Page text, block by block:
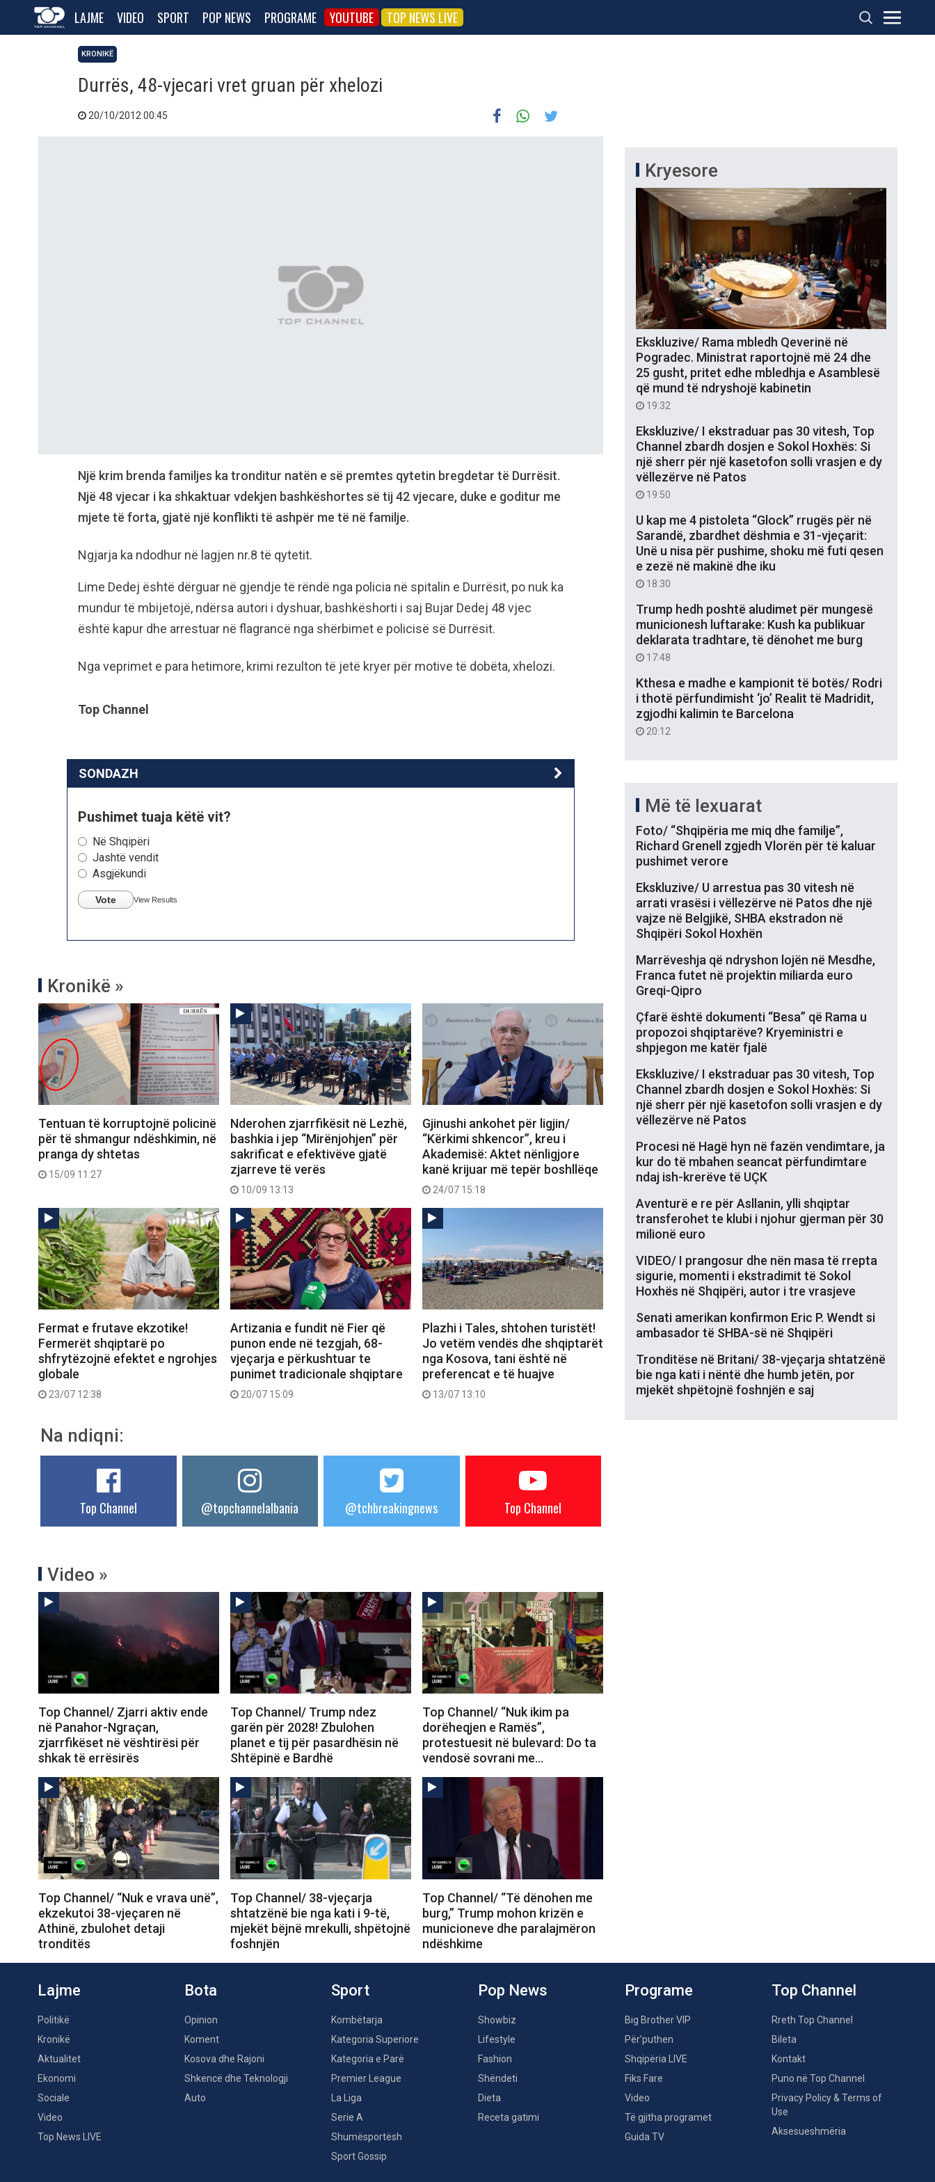
LAJME VIDEO SPORT POP NEWS PROGRAME YOUTUBE TOP NEWS LIVE
KRONIKË
Durrës, 48-vjecari vret gruan për xhelozi
20/10/2012 00:45
Një krim brenda familjes ka tronditur natën e së premtes qytetin bregdetar të Durrësit.
Një 48 vjecar i ka shkaktuar vdekjen bashkëshortes së tij 42 vjecare, duke e goditur me
mjete të forta, gjatë një konflikti të ashpër me të në familje.
Ngjarja ka ndodhur në lagjen nr.8 të qytetit.
Lime Dedej është dërguar në gjendje të rëndë nga policia në spitalin e Durrësit, po nuk ka
mundur të mbijetojë, ndërsa autori i dyshuar, bashkëshorti i saj Bujar Dedej 48 vjec
është kapur dhe arrestuar në flagrancë nga shërbimet e policisë së Durrësit.
Nga veprimet e para hetimore, krimi rezulton të jetë kryer për motive të dobëta, xhelozi.
Top Channel
SONDAZH
Pushimet tuaja këtë vit?
Në Shqipëri
Jashtë vendit
Asgjëkundi
Vote View Results
Kronikë »
Tentuan të korruptojnë policinë
për të shmangur ndëshkimin, në
pranga dy shtetas
15/09 11:27
Nderohen zjarrfikësit në Lezhë,
bashkia i jep “Mirënjohjen” për
sakrificat e efektivëve gjatë
zjarreve të verës
10/09 13:13
Gjinushi ankohet për ligjin/
“Kërkimi shkencor”, kreu i
Akademisë: Aktet nënligjore
kanë krijuar më tepër boshllëqe
24/07 15:18
Fermat e frutave ekzotike!
Fermerët shqiptarë po
shfrytëzojnë efektet e ngrohjes
globale
23/07 12:38
Artizania e fundit në Fier që
punon ende në tezgjah, 68-
vjeçarja e përkushtuar te
punimet tradicionale shqiptare
20/07 15:09
Plazhi i Tales, shtohen turistët!
Jo vetëm vendës dhe shqiptarët
nga Kosova, tani është në
preferencat e të huajve
13/07 13:10
Na ndiqni:
Top Channel @topchannelalbania @tchbreakingnews Top Channel
Video »
Top Channel/ Zjarri aktiv ende
në Panahor-Ngraçan,
zjarrfikëset në vështirësi për
shkak të errësirës
Top Channel/ Trump ndez
garën për 2028! Zbulohen
planet e tij për pasardhësin në
Shtëpinë e Bardhë
Top Channel/ “Nuk ikim pa
dorëheqjen e Ramës”,
protestuesit në bulevard: Do ta
vendosë sovrani me…
Top Channel/ “Nuk e vrava unë”,
ekzekutoi 38-vjeçaren në
Athinë, zbulohet detaji
tronditës
Top Channel/ 38-vjeçarja
shtatzënë bie nga kati i 9-të,
mjekët bëjnë mrekulli, shpëtojnë
foshnjën
Top Channel/ “Të dënohen me
burg,” Trump mohon krizën e
municioneve dhe paralajmëron
ndëshkime
Kryesore
Ekskluzive/ Rama mbledh Qeverinë në
Pogradec. Ministrat raportojnë më 24 dhe
25 gusht, pritet edhe mbledhja e Asamblesë
që mund të ndryshojë kabinetin
19:32
Ekskluzive/ I ekstraduar pas 30 vitesh, Top
Channel zbardh dosjen e Sokol Hoxhës: Si
një sherr për një kasetofon solli vrasjen e dy
vëllezërve në Patos
19:50
U kap me 4 pistoleta “Glock” rrugës për në
Sarandë, zbardhet dëshmia e 31-vjeçarit:
Unë u nisa për pushime, shoku më futi qesen
e zezë në makinë dhe iku
18:30
Trump hedh poshtë aludimet për mungesë
municionesh luftarake: Kush ka publikuar
deklarata tradhtare, të dënohet me burg
17:48
Kthesa e madhe e kampionit të botës/ Rodri
i thotë përfundimisht ‘jo’ Realit të Madridit,
zgjodhi kalimin te Barcelona
20:12
Më të lexuarat
Foto/ “Shqipëria me miq dhe familje”,
Richard Grenell zgjedh Vlorën për të kaluar
pushimet verore
Ekskluzive/ U arrestua pas 30 vitesh në
arrati vrasësi i vëllezërve në Patos dhe një
vajze në Belgjikë, SHBA ekstradon në
Shqipëri Sokol Hoxhën
Marrëveshja që ndryshon lojën në Mesdhe,
Franca futet në projektin miliarda euro
Greqi-Qipro
Çfarë është dokumenti “Besa” që Rama u
propozoi shqiptarëve? Kryeministri e
shpjegon me katër fjalë
Ekskluzive/ I ekstraduar pas 30 vitesh, Top
Channel zbardh dosjen e Sokol Hoxhës: Si
një sherr për një kasetofon solli vrasjen e dy
vëllezërve në Patos
Procesi në Hagë hyn në fazën vendimtare, ja
kur do të mbahen seancat përfundimtare
ndaj ish-krerëve të UÇK
Aventurë e re për Asllanin, ylli shqiptar
transferohet te klubi i njohur gjerman për 30
milionë euro
VIDEO/ I prangosur dhe nën masa të rrepta
sigurie, momenti i ekstradimit të Sokol
Hoxhës në Shqipëri, autor i tre vrasjeve
Senati amerikan konfirmon Eric P. Wendt si
ambasador të SHBA-së në Shqipëri
Tronditëse në Britani/ 38-vjeçarja shtatzënë
bie nga kati i nëntë dhe humb jetën, por
mjekët shpëtojnë foshnjën e saj
Lajme
Politikë
Kronikë
Aktualitet
Ekonomi
Sociale
Video
Top News LIVE
Bota
Opinion
Koment
Kosova dhe Rajoni
Shkencë dhe Teknologji
Auto
Sport
Kombëtarja
Kategoria Superiore
Kategoria e Parë
Premier League
La Liga
Serie A
Shumësportësh
Sport Gossip
Pop News
Showbiz
Lifestyle
Fashion
Shëndeti
Dieta
Receta gatimi
Programe
Big Brother VIP
Për’puthen
Shqipëria LIVE
Fiks Fare
Video
Të gjitha programet
Guida TV
Top Channel
Rreth Top Channel
Bileta
Kontakt
Puno në Top Channel
Privacy Policy & Terms of
Use
Aksesueshmëria